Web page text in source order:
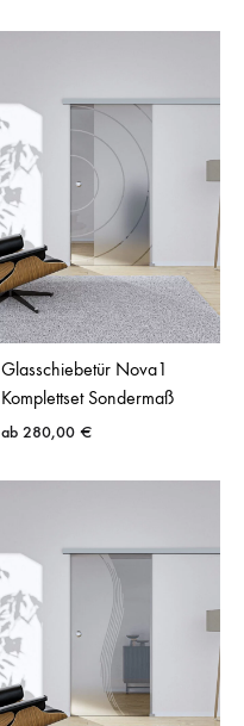
Glasschiebetür Nova1
Komplettset Sondermaß
ab 280,00 €